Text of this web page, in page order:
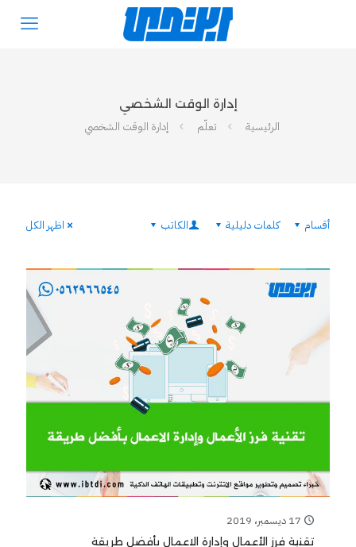
إدارة الوقت الشخصي
الرئيسية
تعلّم إدارة الوقت الشخصي
أقسام كلمات دليلية الكاتب اظهر الكل
17 ديسمبر، 2019
تقنية فرز الأعمال وإدارة الاعمال بأفضل طريقة